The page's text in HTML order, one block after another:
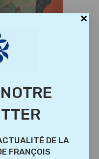
AIMER
DE LA
FRANÇOIS